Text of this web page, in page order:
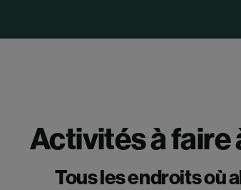
Activités à faire
Tous les endroits où